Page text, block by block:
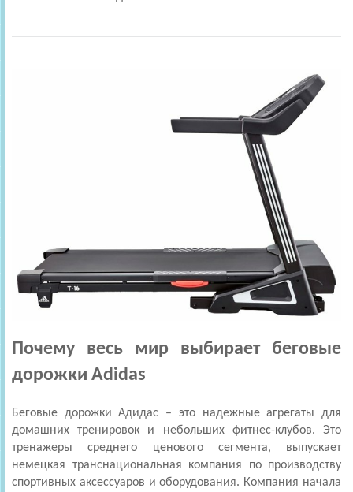
Почему весь мир выбирает беговые
дорожки Adidas
Беговые дорожки Адидас – это надежные агрегаты для
домашних тренировок и небольших фитнес-клубов. Это
тренажеры среднего ценового сегмента, выпускает
немецкая транснациональная компания по производству
спортивных аксессуаров и оборудования. Компания начала